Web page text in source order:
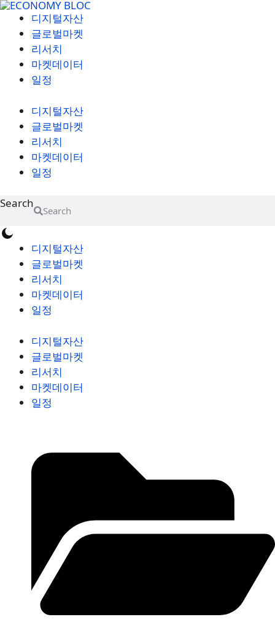
컨
디지털자산
글로벌마켓
리서치
마켓데이터
일정
디지털자산
글로벌마켓
리서치
마켓데이터
일정
Search
Search
디지털자산
글로벌마켓
리서치
마켓데이터
일정
디지털자산
글로벌마켓
리서치
마켓데이터
일정